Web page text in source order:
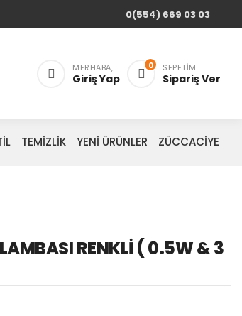
0(554) 669 03 03
MERHABA,
Giriş Yap
0 SEPETIM
Sipariş Ver
TEMİZLİK YENİ ÜRÜNLER ZÜCCACİYE
RENKLİ ( 0.5W & 3